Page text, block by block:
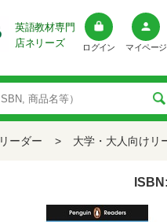
英語教材専門
店ネリーズ
ログイン マイページ
リーダー > 大学・大人向けリ